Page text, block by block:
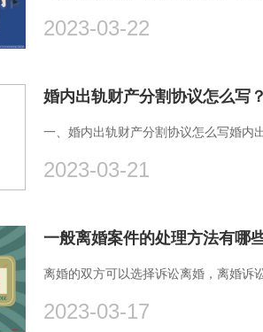
2023-03-22
婚内出轨财产分割协议怎么写
一、婚内出轨财产分割协议怎么写婚内
2023-03-21
一般离婚案件的处理方法有哪
离婚的双方可以选择诉讼离婚，离婚诉
2023-03-17